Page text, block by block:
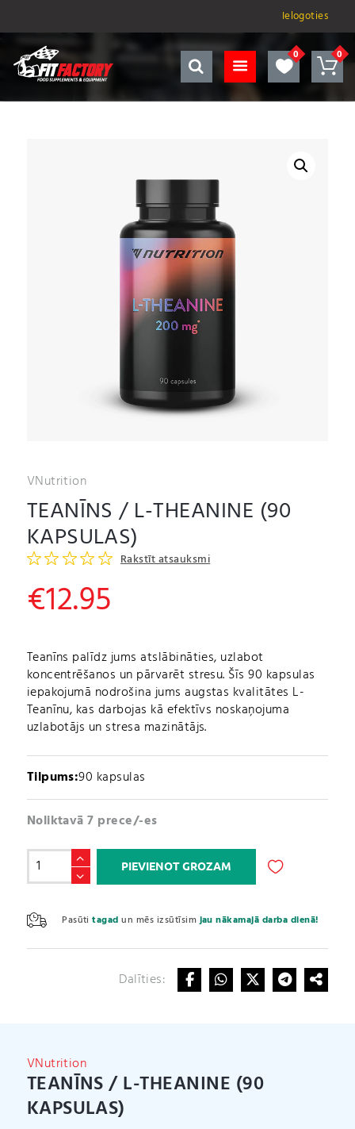
Ielogoties
VNutrition
TEANĪNS / L-THEANINE (90
KAPSULAS)
Rakstīt atsauksmi
€12.95
Teanīns palīdz jums atslābināties, uzlabot
koncentrēšanos un pārvarēt stresu. Šīs 90 kapsulas
iepakojumā nodrošina jums augstas kvalitātes L-
Teanīnu, kas darbojas kā efektīvs noskaņojuma
uzlabotājs un stresa mazinātājs.
Tilpums:90 kapsulas
Noliktavā 7 prece/-es
Teanīns
Theanine
(90
kapsulas)
PIEVIENOT GROZAM
Pasūtitagad un mēs izsūtīsimjau nākamajā darba dienā!
e
r
n
Dalīties:
VNutrition
TEANĪNS / L-THEANINE (90
KAPSULAS)